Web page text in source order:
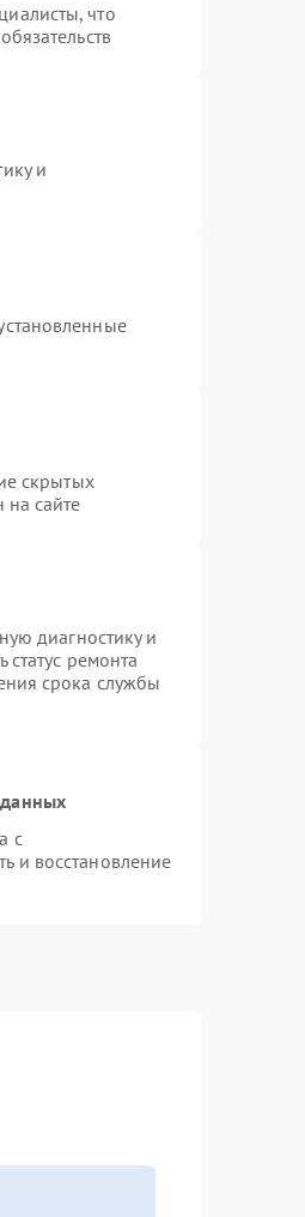
что
и
скрытых
на сайте
диагностику и
ремонта
срока службы
с
и восстановление